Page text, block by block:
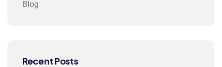
Blog
Recent Posts